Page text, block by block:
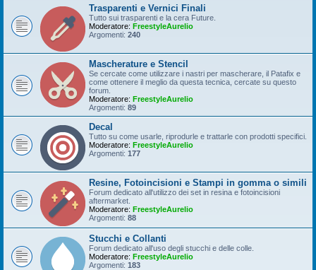
Trasparenti e Vernici Finali
Tutto sui trasparenti e la cera Future.
Moderatore: FreestyleAurelio
Argomenti: 240
Mascherature e Stencil
Se cercate come utilizzare i nastri per mascherare, il Patafix e
come ottenere il meglio da questa tecnica, cercate su questo
forum.
Moderatore: FreestyleAurelio
Argomenti: 89
Decal
Tutto su come usarle, riprodurle e trattarle con prodotti specifici.
Moderatore: FreestyleAurelio
Argomenti: 177
Resine, Fotoincisioni e Stampi in gomma o simili
Forum dedicato all'utilizzo dei set in resina e fotoincisioni
aftermarket.
Moderatore: FreestyleAurelio
Argomenti: 88
Stucchi e Collanti
Forum dedicato all'uso degli stucchi e delle colle.
Moderatore: FreestyleAurelio
Argomenti: 183